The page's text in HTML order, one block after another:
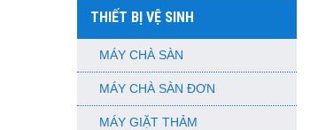
THIẾT BỊ VỆ SINH
MÁY CHÀ SÀN
MÁY CHÀ SÀN ĐƠN
MÁY GIẶT THẢM